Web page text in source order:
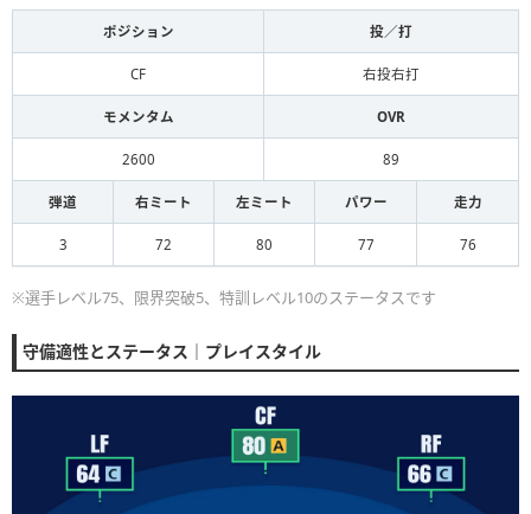
ポジション 投／打
CF 右投右打
モメンタム OVR
2600 89
弾道 右ミート 左ミート パワー 走力
3 72 80 77 76
※選手レベル75、限界突破5、特訓レベル10のステータスです
守備適性とステータス｜プレイスタイル